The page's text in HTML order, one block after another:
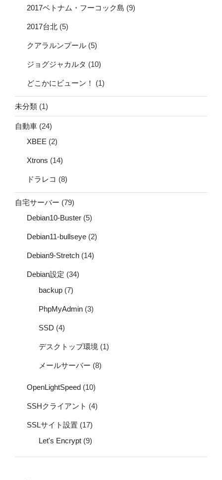
2017ベトナム・フーコック島 (9)
2017台北 (5)
クアラルンプール (5)
ジョグジャカルタ (10)
どこかにビューン！ (1)
未分類 (1)
自動車 (24)
XBEE (2)
Xtrons (14)
ドラレコ (8)
自宅サーバー (79)
Debian10-Buster (5)
Debian11-bullseye (2)
Debian9-Stretch (14)
Debian設定 (34)
backup (7)
PhpMyAdmin (3)
SSD (4)
デスクトップ環境 (1)
メールサーバー (8)
OpenLightSpeed (10)
SSHクライアント (4)
SSLサイト設置 (17)
Let's Encrypt (9)